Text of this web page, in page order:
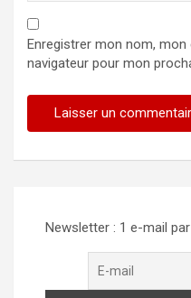
Enregistrer mon nom,
navigateur pour mon
Newsletter : 1 e-mail